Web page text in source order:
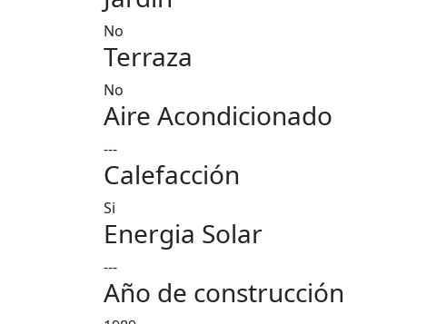
No
Terraza
No
Aire Acondicionado
---
Calefacción
Si
Energia Solar
---
Año de construcción